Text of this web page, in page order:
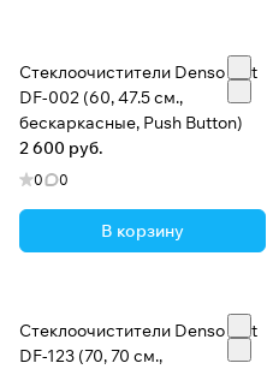
Стеклоочистители Denso Flat
DF-002 (60, 47.5 см.,
бескаркасные, Push Button)
2 600 руб.
0 0
В корзину
Стеклоочистители Denso Flat
DF-123 (70, 70 см.,